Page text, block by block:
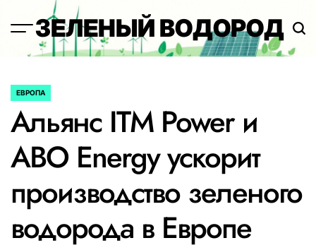
содержимому
ЗЕЛЕНЫЙ ВОДОРОД
ОПУБЛИКОВАНО
ЕВРОПА
Альянс ITM Power и
ABO Energy ускорит
производство зеленого
водорода в Европе